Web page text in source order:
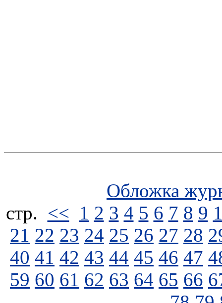
Обложка
стp. << 1 2 3 4 5 6 7 8 9
21 22 23 24 25 26 27 28
40 41 42 43 44 45 46 47
59 60 61 62 63 64 65 66